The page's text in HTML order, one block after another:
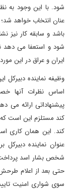
شود. با این وجود به
عنان انتخاب خواهد
باشد و سابقه کار نیز
شود و استعفا می دهد
ایران و عراق در این
وظیفه نماینده دبیرکل
اساس نظرات آنها
پیشنهاداتی ارائه می
کند مستلزم این است که
کند. این همان کاری
عنوان نماینده
شخص بشار اسد
حتی بعد از اعلام
سوی شواری امنیت